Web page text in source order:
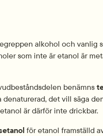
alkohol och vanlig
som inte är etanol är
benämns
denaturerad, det vill säga
är därför inte drickbar.
för etanol framställd